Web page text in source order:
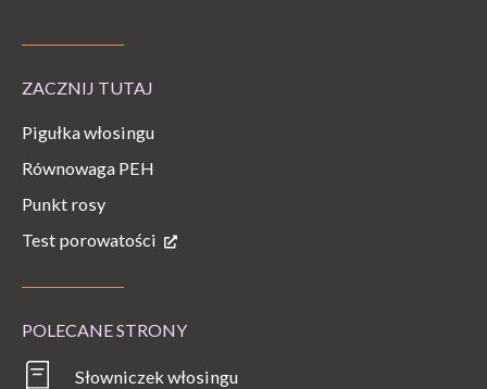
ZACZNIJ TUTAJ
Pigułka włosingu
Równowaga PEH
Punkt rosy
Test porowatości
POLECANE STRONY
Słowniczek włosingu